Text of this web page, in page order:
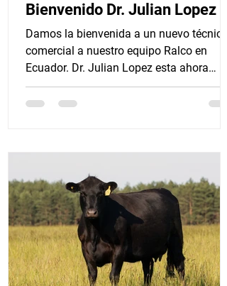
Bienvenido Dr. Julian Lopez
Damos la bienvenida a un nuevo técnico
comercial a nuestro equipo Ralco en
Ecuador. Dr. Julian Lopez esta ahora
trabajando en la Sierra...